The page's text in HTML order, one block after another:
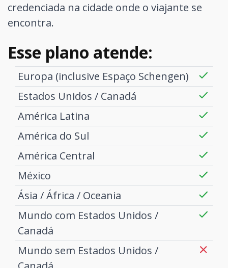
credenciada na cidade onde o viajante se
encontra.
Esse plano atende:
Europa (inclusive Espaço Schengen)
Estados Unidos / Canadá
América Latina
América do Sul
América Central
México
Ásia / África / Oceania
Mundo com Estados Unidos /
Canadá
Mundo sem Estados Unidos /